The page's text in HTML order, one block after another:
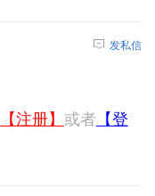
发私信
【注册】 或者 【登